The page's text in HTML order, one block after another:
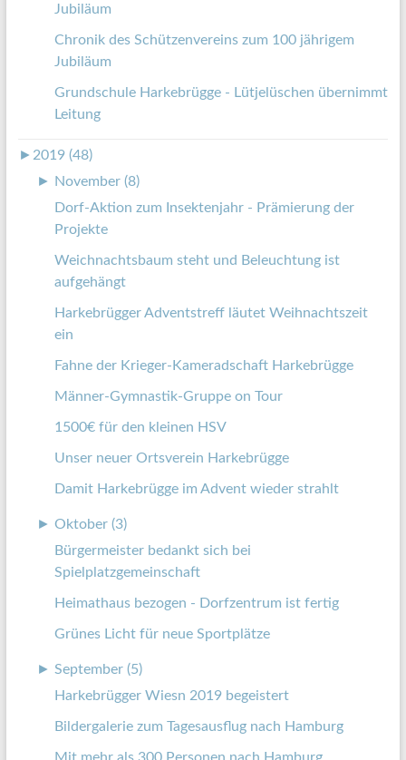
Jubiläum
Chronik des Schützenvereins zum 100 jährigem
Jubiläum
Grundschule Harkebrügge - Lütjelüschen übernimmt
Leitung
► 2019 (48)
►
November (8)
Dorf-Aktion zum Insektenjahr - Prämierung der
Projekte
Weichnachtsbaum steht und Beleuchtung ist
aufgehängt
Harkebrügger Adventstreff läutet Weihnachtszeit
ein
Fahne der Krieger-Kameradschaft Harkebrügge
Männer-Gymnastik-Gruppe on Tour
1500€ für den kleinen HSV
Unser neuer Ortsverein Harkebrügge
Damit Harkebrügge im Advent wieder strahlt
► Oktober (3)
Bürgermeister bedankt sich bei
Spielplatzgemeinschaft
Heimathaus bezogen - Dorfzentrum ist fertig
Grünes Licht für neue Sportplätze
► September (5)
Harkebrügger Wiesn 2019 begeistert
Bildergalerie zum Tagesausflug nach Hamburg
Mit mehr als 300 Personen nach Hamburg